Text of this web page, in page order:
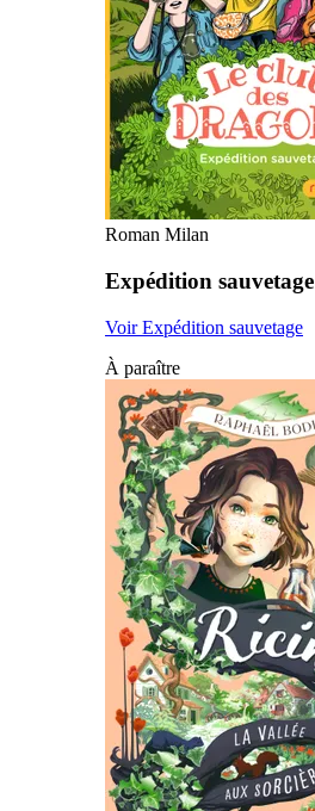
Roman Milan
Expédition sauvetage
Voir Expédition sauvetage
À paraître